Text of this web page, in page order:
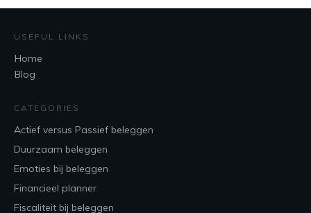
USEFUL LINKS
Home
Blog
CATEGORIES
Actief versus Passief beleggen
Duurzaam beleggen
Emoties bij beleggen
Financieel planner
Fiscaliteit bij beleggen